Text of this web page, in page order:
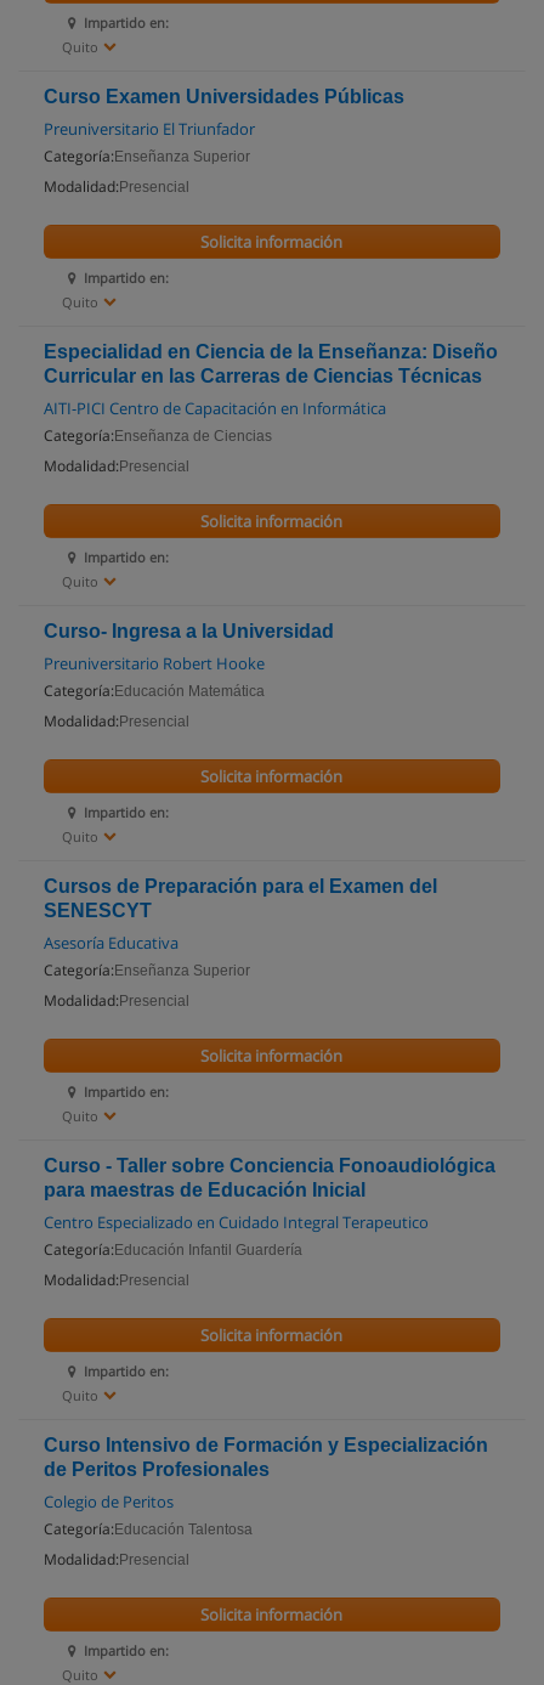
Impartido en:
Quito
Curso Examen Universidades Públicas
Preuniversitario El Triunfador
Categoría: Enseñanza Superior
Modalidad: Presencial
Impartido en:
Quito
Solicita información
Especialidad en Ciencia de la Enseñanza: Diseño
Curricular en las Carreras de Ciencias Técnicas
AITI-PICI Centro de Capacitación en Informática
Categoría: Enseñanza de Ciencias
Modalidad: Presencial
Impartido en:
Quito
Solicita información
Curso- Ingresa a la Universidad
Preuniversitario Robert Hooke
Categoría: Educación Matemática
Modalidad: Presencial
Impartido en:
Quito
Solicita información
Cursos de Preparación para el Examen del
SENESCYT
Asesoría Educativa
Categoría: Enseñanza Superior
Modalidad: Presencial
Impartido en:
Quito
Solicita información
Curso - Taller sobre Conciencia Fonoaudiológica
para maestras de Educación Inicial
Centro Especializado en Cuidado Integral Terapeutico
Categoría: Educación Infantil Guardería
Modalidad: Presencial
Impartido en:
Quito
Solicita información
Curso Intensivo de Formación y Especialización
de Peritos Profesionales
Colegio de Peritos
Categoría: Educación Talentosa
Modalidad: Presencial
Impartido en:
Quito
Solicita información